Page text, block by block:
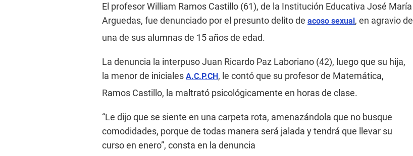
El profesor William Ramos Castillo (61), de la Institución Educativa José María
Arguedas, fue denunciado por el presunto delito de acoso sexual, en agravio de
una de sus alumnas de 15 años de edad.
La denuncia la interpuso Juan Ricardo Paz Laboriano (42), luego que su hija,
la menor de iniciales A.C.P.CH, le contó que su profesor de Matemática,
Ramos Castillo, la maltrató psicológicamente en horas de clase.
“Le dijo que se siente en una carpeta rota, amenazándola que no busque
comodidades, porque de todas manera será jalada y tendrá que llevar su
curso en enero”, consta en la denuncia